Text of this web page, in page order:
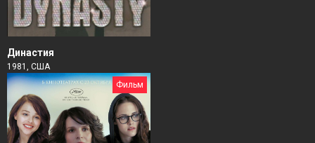
Династия
1981, США
Фильм